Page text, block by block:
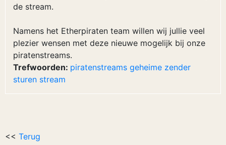
de stream.
Namens het Etherpiraten team willen wij jullie veel
plezier wensen met deze nieuwe mogelijk bij onze
piratenstreams.
Trefwoorden: piratenstreams geheime zender
sturen stream
<< Terug